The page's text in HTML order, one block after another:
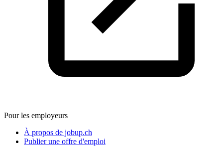
Pour les employeurs
À propos de jobup.ch
Publier une offre d'emploi